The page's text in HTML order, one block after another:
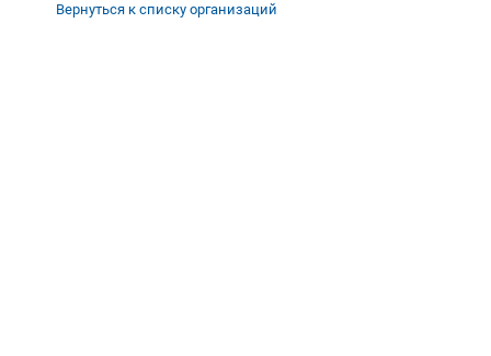
Вернуться к списку организаций